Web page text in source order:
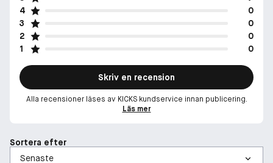
4
0
3
0
2
0
1
0
Skriv en recension
Alla recensioner läses av KICKS kundservice innan publicering.
Läs mer
Sortera efter